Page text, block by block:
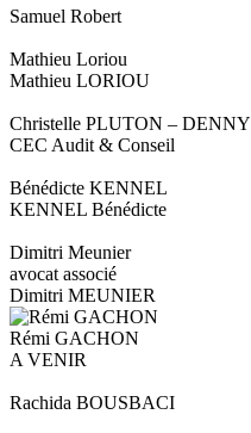
Samuel Robert
Mathieu Loriou
Mathieu LORIOU
Christelle PLUTON – DENNY
CEC Audit & Conseil
Bénédicte KENNEL
KENNEL Bénédicte
Dimitri Meunier
avocat associé
Dimitri MEUNIER
Rémi GACHON
A VENIR
Rachida BOUSBACI